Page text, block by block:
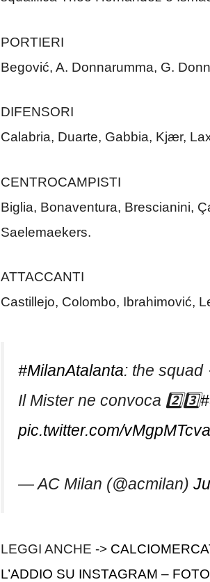
PORTIERI
Begović, A. Donnarumma, G.
DIFENSORI
Calabria, Duarte, Gabbia, Kjær,
CENTROCAMPISTI
Biglia, Bonaventura, Brescianini,
Saelemaekers.
ATTACCANTI
Castillejo, Colombo, Ibrahimović,
#MilanAtalanta: the squad
Il Mister ne convoca 2️⃣3️⃣
pic.twitter.com/
— AC Milan (@acmilan)
LEGGI ANCHE ->
L’ADDIO SU INSTAGRAM – FOTO